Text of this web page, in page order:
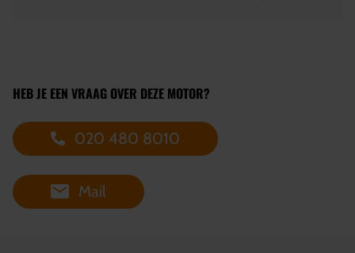
HEB JE EEN VRAAG OVER DEZE MOTOR?
020 480 8010
Mail